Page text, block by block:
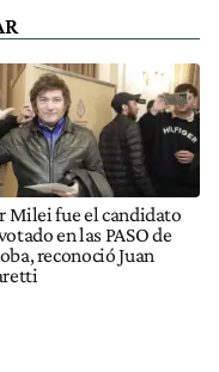
Milei fue el candidato
en las PASO de
reconoció Juan